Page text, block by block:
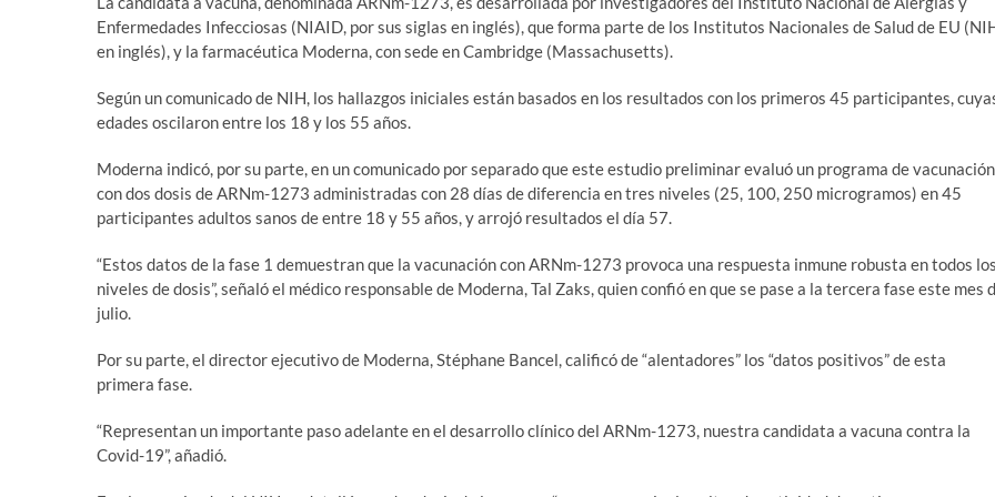
Enfermedades Infecciosas (NIAID, por sus siglas en inglés), que forma parte de los Institutos Nacionales de Salud de EU
en inglés), y la farmacéutica Moderna, con sede en Cambridge (Massachusetts).
Según un comunicado de NIH, los hallazgos iniciales están basados en los resultados con los primeros 45 participantes,
edades oscilaron entre los 18 y los 55 años.
Moderna indicó, por su parte, en un comunicado por separado que este estudio preliminar evaluó un programa de vacunación
con dos dosis de ARNm-1273 administradas con 28 días de diferencia en tres niveles (25, 100, 250 microgramos) en 45
participantes adultos sanos de entre 18 y 55 años, y arrojó resultados el día 57.
“Estos datos de la fase 1 demuestran que la vacunación con ARNm-1273 provoca una respuesta inmune robusta en todos los
niveles de dosis”, señaló el médico responsable de Moderna, Tal Zaks, quien confió en que se pase a la tercera fase este mes
julio.
Por su parte, el director ejecutivo de Moderna, Stéphane Bancel, calificó de “alentadores” los “datos positivos” de esta
primera fase.
“Representan un importante paso adelante en el desarrollo clínico del ARNm-1273, nuestra candidata a vacuna contra la
Covid-19”, añadió.